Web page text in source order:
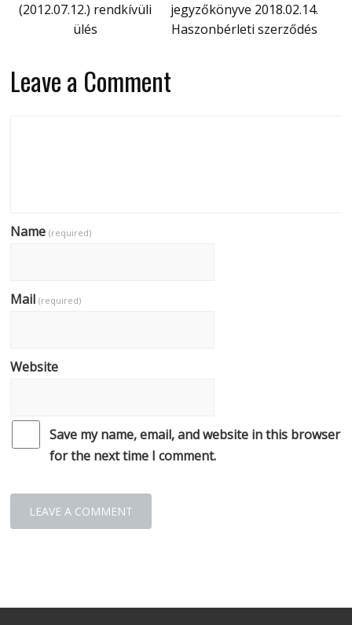
(2012.07.12.) rendkívüli
ülés
jegyzőkönyve 2018.02.14.
Haszonbérleti szerződés
Leave a Comment
Name(required)
Mail(required)
Website
Save my name, email, and website in this browser
for the next time I comment.